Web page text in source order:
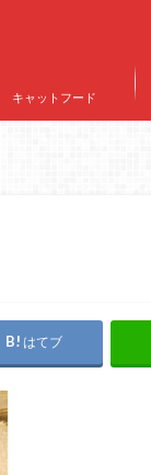
キャットフード
はてブ